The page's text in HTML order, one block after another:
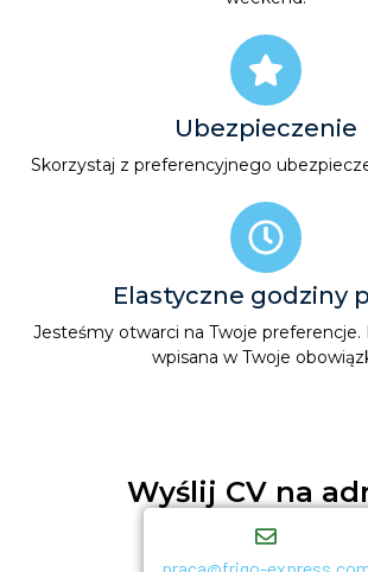
Ubezpieczenie
Skorzystaj z preferencyjnego
Elastyczne godziny
Jesteśmy otwarci na Twoje preferencje.
wpisana w Twoje
Wyślij CV na